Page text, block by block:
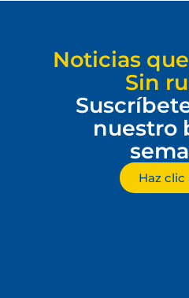
Noticias
Sin
nuestro
Haz clic